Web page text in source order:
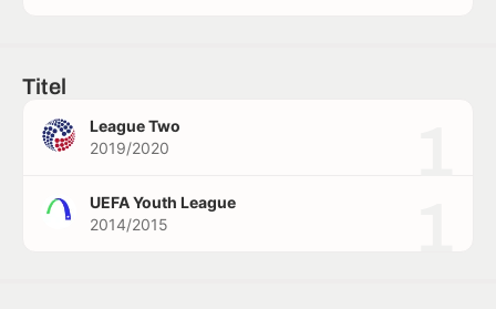
Titel
League Two
2019/2020
UEFA Youth League
2014/2015